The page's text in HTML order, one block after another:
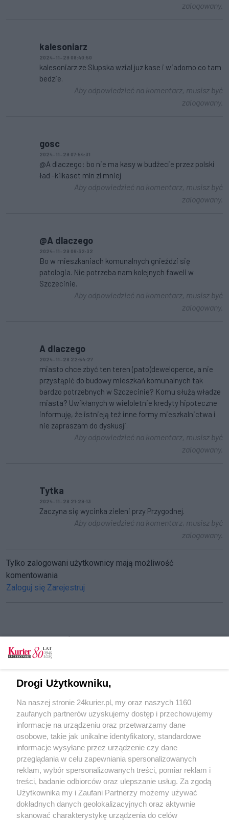
zalogowany.
kalesoniarz
2024-11-29 08:40:50
kalesoniarz ze Slupska wzial juz kase i wiadomo co tam
bedzie.
Aby odpowiedzieć na komentarz, musisz być
zalogowany.
gosc
2024-11-29 07:54:31
@A dlaczego: bo nie ma kasy w budżecie przez polski
ład -kilkaset mln zl mniej
Aby odpowiedzieć na komentarz, musisz być
zalogowany.
@A dlaczego
2024-11-29 06:32:32
Bo w mieszkaniach komunalnych gnieździ się
patologia. Nie potrzeba nam kolejnych faweli w
Szczecinie.
Aby odpowiedzieć na komentarz, musisz być
zalogowany.
A dlaczego
2024-11-28 22:54:27
miasto chce zbyć ten teren (pato)deweloperce, a nie
przystąpić do budowy mieszkań komunalnych tak
bardzo potrzebnych w Szczecinie? Komu służą władze
miasta? Uwikłanych w wieloletnie kredyty hipoteczne
informuję, że istnieją też inne formy mieszkalnictwa i
nie zapraszam do dyskusji.
Aby odpowiedzieć na komentarz, musisz być
zalogowany.
Tytka
2024-11-28 21:29:13
Zaczyna się wycinka zieleni przy Przygodnej.
Aby odpowiedzieć na komentarz, musisz być
zalogowany.
Tylko zalogowani użytkownicy mają możliwość
komentowania
Zaloguj się Zarejestruj
(Nie)oczywisty przypadek „Przygodnej".
Zieloni w Dniu Ziemi posprzątali Przygodną
List do redakcji. Czy drzewa są ważniejsze od
dzieci?
POGODA
20℃
Zobacz prognozę na 3 dni
Drogi Użytkowniku,
Na naszej stronie 24kurier.pl, my oraz naszych 1160
zaufanych partnerów uzyskujemy dostęp i przechowujemy
informacje na urządzeniu oraz przetwarzamy dane
osobowe, takie jak unikalne identyfikatory, standardowe
informacje wysyłane przez urządzenie czy dane
przeglądania w celu zapewniania spersonalizowanych
reklam, wybór spersonalizowanych treści, pomiar reklam i
treści, badanie odbiorców oraz ulepszanie usług. Za zgodą
Użytkownika my i Zaufani Partnerzy możemy używać
dokładnych danych geolokalizacyjnych oraz aktywnie
skanować charakterystykę urządzenia do celów